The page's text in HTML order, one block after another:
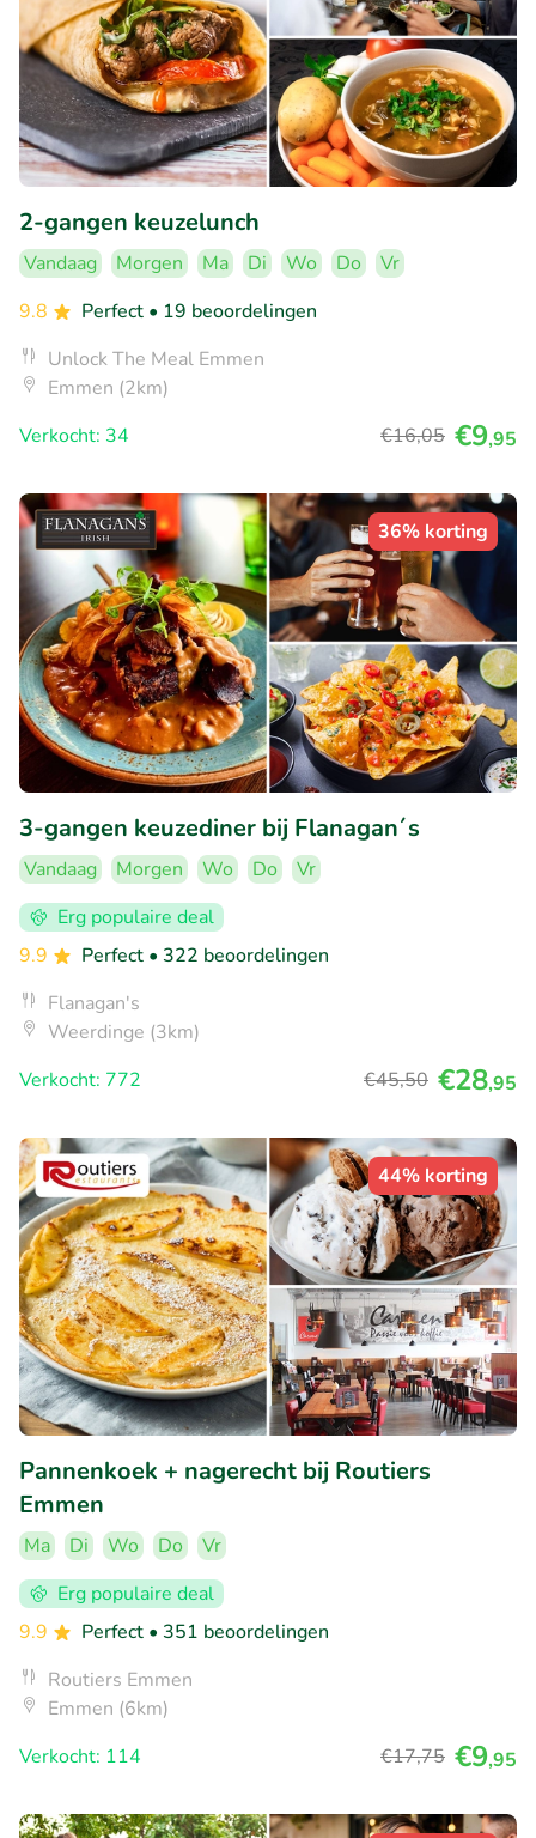
2-gangen keuzelunch
Vandaag Morgen Ma Di Wo Do
Vr
9.8
Perfect • 19 beoordelingen
Unlock The Meal Emmen
Emmen (2km)
Verkocht: 34
€16,05 €9,95
36% korting
3-gangen keuzediner bij Flanagan´s
Vandaag Morgen Wo Do
Vr
Erg populaire deal
9.9
Perfect • 322 beoordelingen
Flanagan's
Weerdinge (3km)
Verkocht: 772
€45,50 €28,95
44% korting
Pannenkoek + nagerecht bij Routiers
Emmen
Ma Di Wo Do
Vr
Erg populaire deal
9.9
Perfect • 351 beoordelingen
Routiers Emmen
Emmen (6km)
Verkocht: 114
€17,75 €9,95